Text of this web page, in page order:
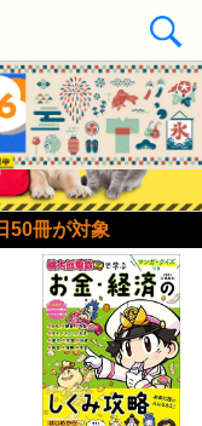
50冊が対象